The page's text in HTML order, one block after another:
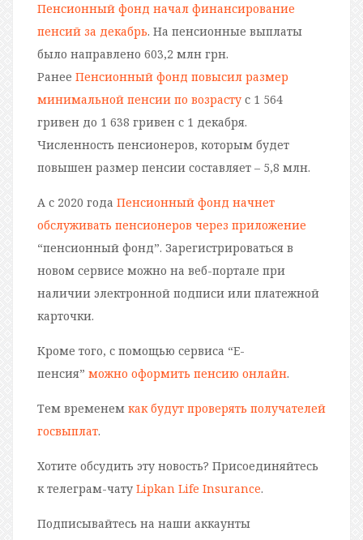
Пенсионный фонд начал финансирование
пенсий за декабрь. На пенсионные выплаты
было направлено 603,2 млн грн.
Ранее Пенсионный фонд повысил размер
минимальной пенсии по возрасту с 1 564
гривен до 1 638 гривен с 1 декабря.
Численность пенсионеров, которым будет
повышен размер пенсии составляет – 5,8 млн.
А с 2020 года Пенсионный фонд начнет
обслуживать пенсионеров через приложение
“пенсионный фонд”. Зарегистрироваться в
новом сервисе можно на веб-портале при
наличии электронной подписи или платежной
карточки.
Кроме того, с помощью сервиса “Е-
пенсия” можно оформить пенсию онлайн.
Тем временем как будут проверять получателей
госвыплат.
Хотите обсудить эту новость? Присоединяйтесь
к телеграм-чату Lipkan Life Insurance.
Подписывайтесь на наши аккаунты